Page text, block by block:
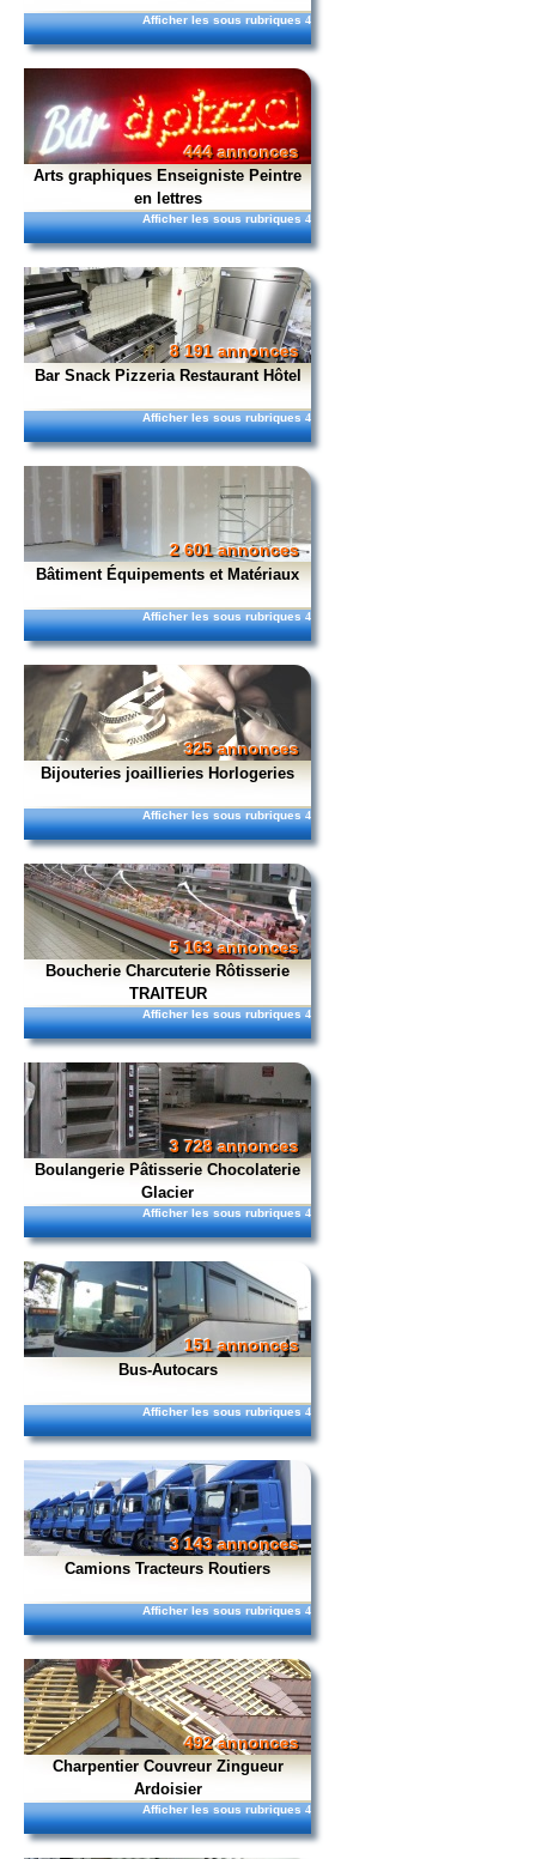
Afficher les sous rubriques 4
444 annonces
Arts graphiques Enseigniste Peintre
en lettres
Afficher les sous rubriques 4
8 191 annonces
Bar Snack Pizzeria Restaurant Hôtel
Afficher les sous rubriques 4
2 601 annonces
Bâtiment Équipements et Matériaux
Afficher les sous rubriques 4
325 annonces
Bijouteries joaillieries Horlogeries
Afficher les sous rubriques 4
5 163 annonces
Boucherie Charcuterie Rôtisserie
TRAITEUR
Afficher les sous rubriques 4
3 728 annonces
Boulangerie Pâtisserie Chocolaterie
Glacier
Afficher les sous rubriques 4
151 annonces
Bus-Autocars
Afficher les sous rubriques 4
3 143 annonces
Camions Tracteurs Routiers
Afficher les sous rubriques 4
492 annonces
Charpentier Couvreur Zingueur
Ardoisier
Afficher les sous rubriques 4